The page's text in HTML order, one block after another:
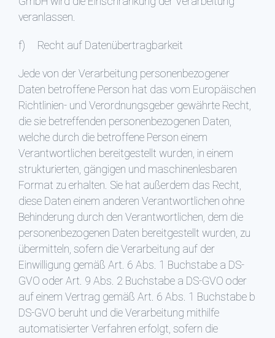
veranlassen.
f) Recht auf Datenübertragbarkeit
Jede von der Verarbeitung personenbezogener
Daten betroffene Person hat das vom Europäischen
Richtlinien- und Verordnungsgeber gewährte Recht,
die sie betreffenden personenbezogenen Daten,
welche durch die betroffene Person einem
Verantwortlichen bereitgestellt wurden, in einem
strukturierten, gängigen und maschinenlesbaren
Format zu erhalten. Sie hat außerdem das Recht,
diese Daten einem anderen Verantwortlichen ohne
Behinderung durch den Verantwortlichen, dem die
personenbezogenen Daten bereitgestellt wurden, zu
übermitteln, sofern die Verarbeitung auf der
Einwilligung gemäß Art. 6 Abs. 1 Buchstabe a DS-
GVO oder Art. 9 Abs. 2 Buchstabe a DS-GVO oder
auf einem Vertrag gemäß Art. 6 Abs. 1 Buchstabe b
DS-GVO beruht und die Verarbeitung mithilfe
automatisierter Verfahren erfolgt, sofern die